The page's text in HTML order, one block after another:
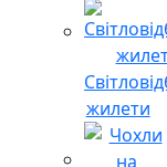
жилети